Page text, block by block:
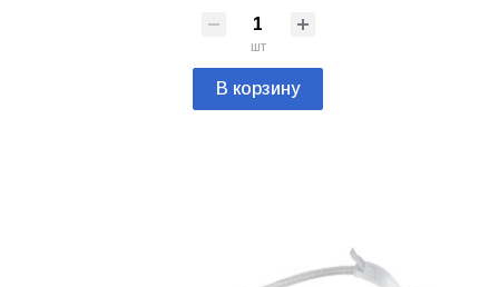
шт
В корзину